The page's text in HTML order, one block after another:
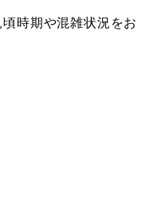
時期や混雑状況をお